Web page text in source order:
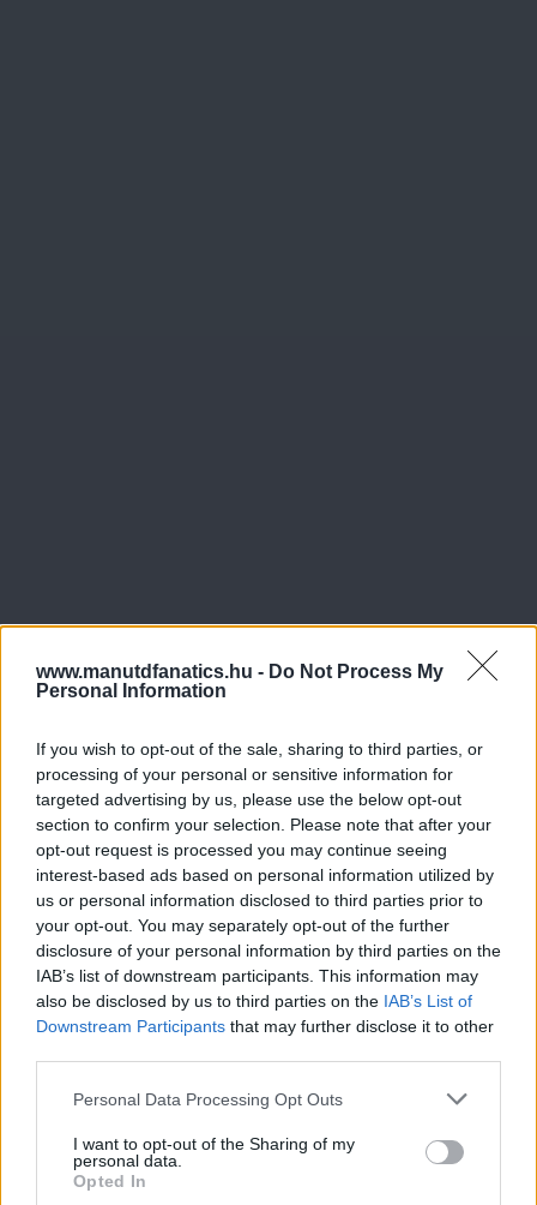
www.manutdfanatics.hu - Do Not Process My
Personal Information
If you wish to opt-out of the sale, sharing to third parties, or
processing of your personal or sensitive information for
targeted advertising by us, please use the below opt-out
section to confirm your selection. Please note that after your
opt-out request is processed you may continue seeing
interest-based ads based on personal information utilized by
us or personal information disclosed to third parties prior to
your opt-out. You may separately opt-out of the further
disclosure of your personal information by third parties on the
IAB’s list of downstream participants. This information may
also be disclosed by us to third parties on the IAB’s List of
Downstream Participants that may further disclose it to other
Please note that this website/app uses one or more Google
not limited to your visit or usage behaviour. You may click to
grant or deny consent to Google and its third-party tags to
use your data for below specified purposes in below Google
Personal Data Processing Opt Outs
I want to opt-out of the Sharing of my
personal data.
Opted In
Meccs Center
Paris Saint-Germainvs
Manchester United
Nya Ullevi, Göteborg
0 nap 1 óra 1 perc 29 másodperc